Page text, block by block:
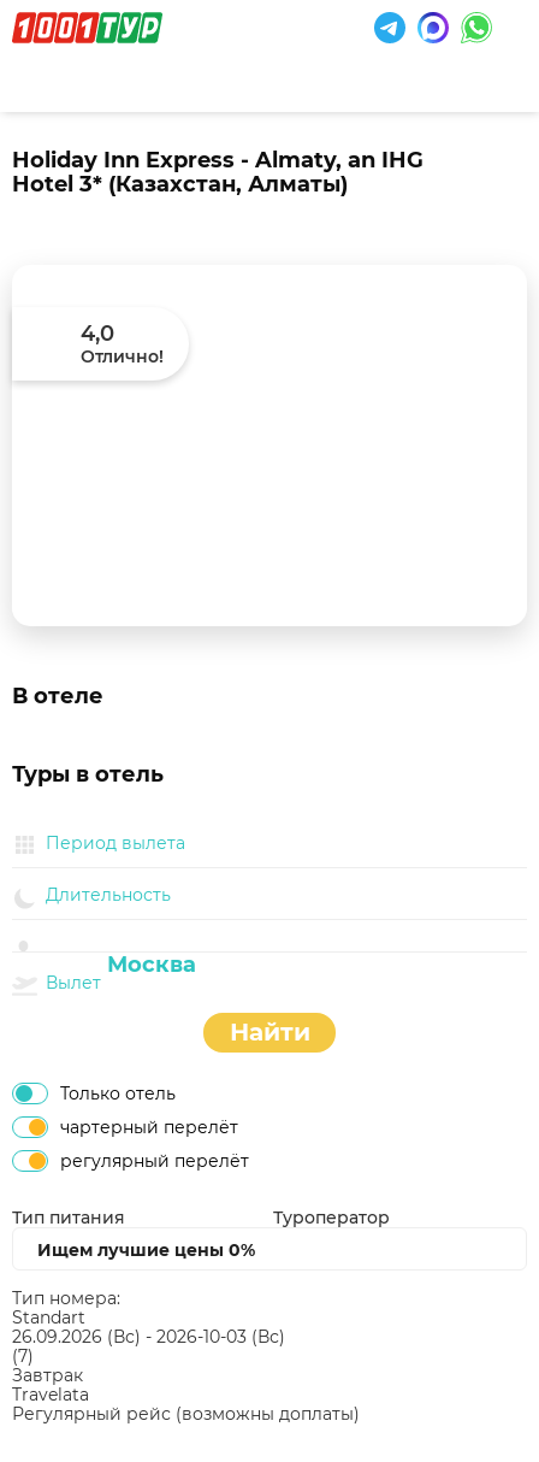
Holiday Inn Express - Almaty, an IHG
Hotel 3* (Казахстан, Алматы)
4,0
Отлично!
В отеле
Туры в отель
Период вылета
Длительность
Вылет
Найти
Только отель
чартерный перелёт
регулярный перелёт
Тип питания
Туроператор
Ищем лучшие цены 0%
Тип номера:
Standart
26.09.2026 (Вс) - 2026-10-03 (Вс)
(7)
Завтрак
Travelata
Регулярный рейс (возможны доплаты)